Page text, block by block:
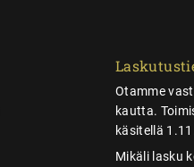
Otamme
kautta.
käsitellä
Mikäli lasku